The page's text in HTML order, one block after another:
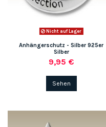
Nicht auf Lager
Anhängerschutz - Silber 925er
Silber
9,95 €
Sehen